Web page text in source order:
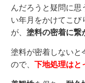
んだろうと疑問に
い年月をかけてこび
が、塗料の密着に繋
塗料が密着しないと
ので、下地処理はと